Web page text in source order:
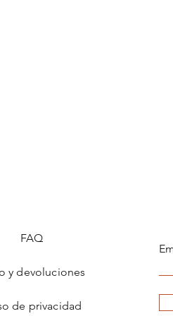
FAQ
y devoluciones
de privacidad